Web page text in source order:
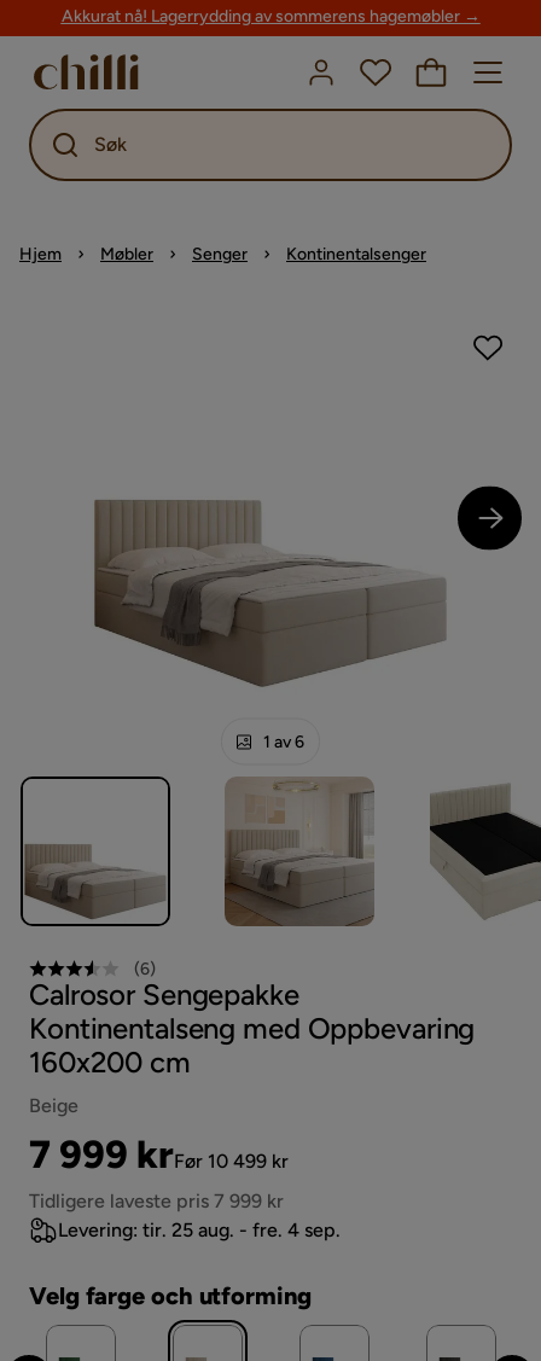
Akkurat nå! Lagerrydding av sommerens hagemøbler →
Søk
Hjem Møbler Senger Kontinentalsenger
1 av 6
(6)
Calrosor Sengepakke
Kontinentalseng med Oppbevaring
160x200 cm
Beige
Pris
7 999 kr
Original
Pris
Før 10 499 kr
Tidligere laveste pris 7 999 kr
Levering: tir. 25 aug. - fre. 4 sep.
Velg farge och utforming